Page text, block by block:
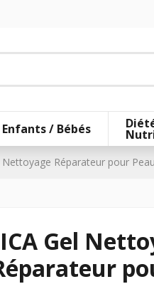
Enfants / Bébés
Réparateur pour
Gel